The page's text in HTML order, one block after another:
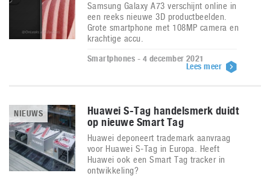
Samsung Galaxy A73 verschijnt online in
een reeks nieuwe 3D productbeelden.
Grote smartphone met 108MP camera en
krachtige accu.
Smartphones - 4 december 2021
Lees meer
NIEUWS
Huawei S-Tag handelsmerk duidt
op nieuwe Smart Tag
Huawei deponeert trademark aanvraag
voor Huawei S-Tag in Europa. Heeft
Huawei ook een Smart Tag tracker in
ontwikkeling?